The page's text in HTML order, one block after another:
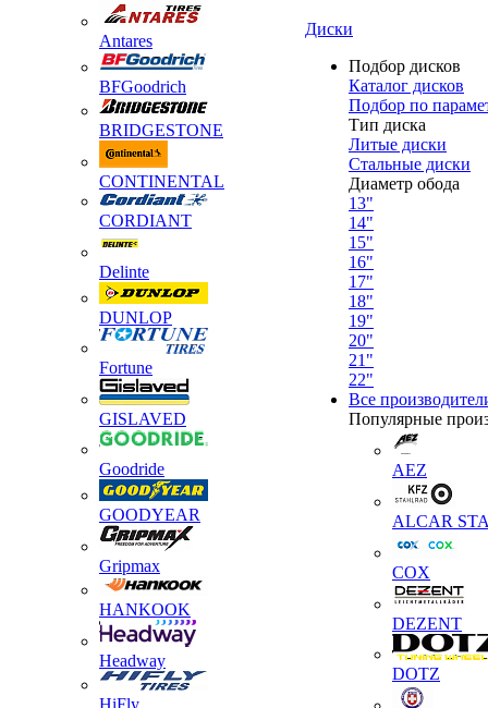
Antares
BFGoodrich
BRIDGESTONE
CONTINENTAL
CORDIANT
Delinte
DUNLOP
Fortune
GISLAVED
Goodride
GOODYEAR
Gripmax
HANKOOK
Headway
HiFly
Диски
Подбор дисков
Каталог дисков
Подбор по
Тип диска
Литые диски
Стальные диски
Диаметр обода
13"
14"
15"
16"
17"
18"
19"
20"
21"
22"
Все
Популярные
AEZ
ALCAR
COX
DEZENT
DOTZ